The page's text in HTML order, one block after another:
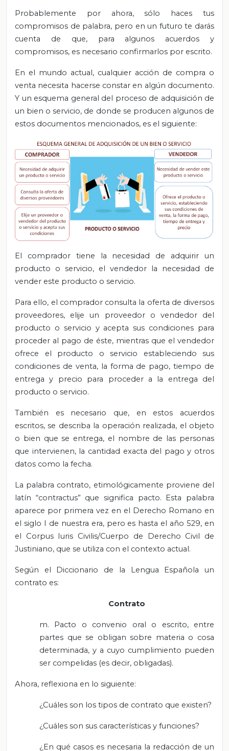
Probablemente por ahora, sólo haces tus
compromisos de palabra, pero en un futuro te darás
cuenta de que, para algunos acuerdos y
compromisos, es necesario confirmarlos por escrito.
En el mundo actual, cualquier acción de compra o
venta necesita hacerse constar en algún documento.
Y un esquema general del proceso de adquisición de
un bien o servicio, de donde se producen algunos de
estos documentos mencionados, es el siguiente:
El comprador tiene la necesidad de adquirir un
producto o servicio, el vendedor la necesidad de
vender este producto o servicio.
Para ello, el comprador consulta la oferta de diversos
proveedores, elije un proveedor o vendedor del
producto o servicio y acepta sus condiciones para
proceder al pago de éste, mientras que el vendedor
ofrece el producto o servicio estableciendo sus
condiciones de venta, la forma de pago, tiempo de
entrega y precio para proceder a la entrega del
producto o servicio.
También es necesario que, en estos acuerdos
escritos, se describa la operación realizada, el objeto
o bien que se entrega, el nombre de las personas
que intervienen, la cantidad exacta del pago y otros
datos como la fecha.
La palabra contrato, etimológicamente proviene del
latín “contractus” que significa pacto. Esta palabra
aparece por primera vez en el Derecho Romano en
el siglo I de nuestra era, pero es hasta el año 529, en
el Corpus Iuris Civilis/Cuerpo de Derecho Civil de
Justiniano, que se utiliza con el contexto actual.
Según el Diccionario de la Lengua Española un
contrato es:
Contrato
m. Pacto o convenio oral o escrito, entre
partes que se obligan sobre materia o cosa
determinada, y a cuyo cumplimiento pueden
ser compelidas (es decir, obligadas).
Ahora, reflexiona en lo siguiente:
¿Cuáles son los tipos de contrato que existen?
¿Cuáles son sus características y funciones?
¿En qué casos es necesaria la redacción de un